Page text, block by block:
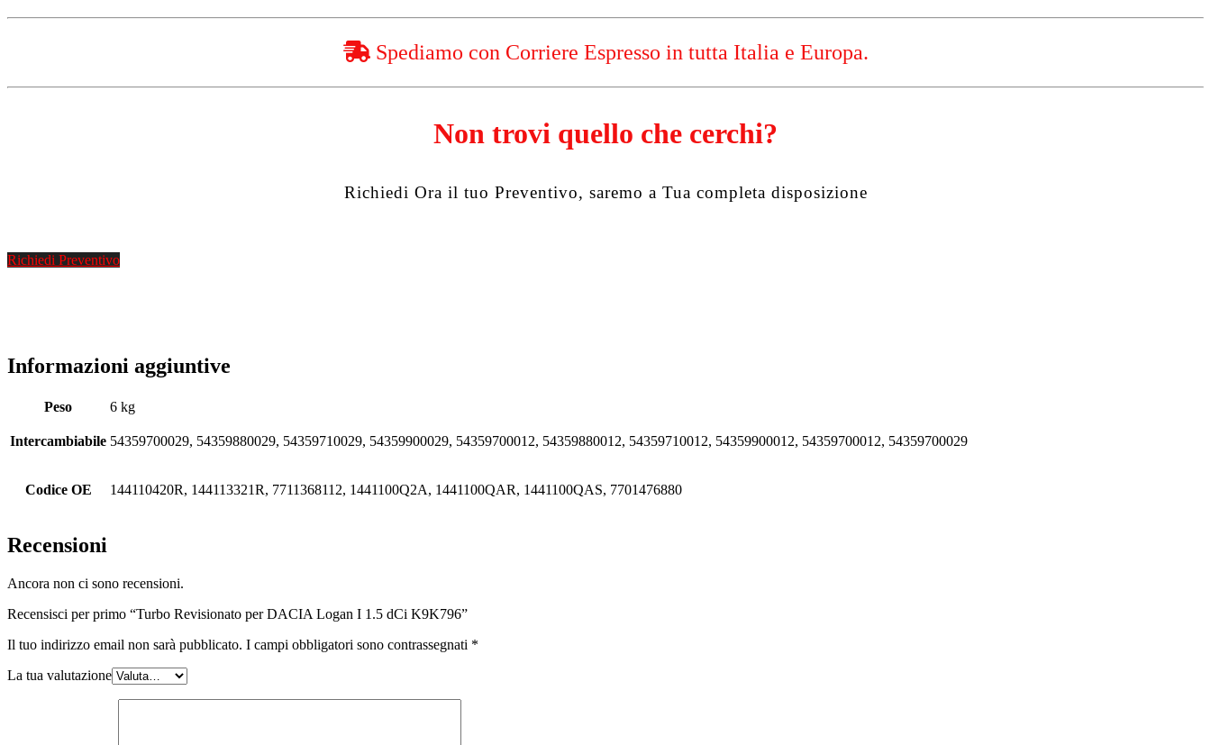
Spediamo con Corriere Espresso in tutta Italia e Europa.
Non trovi quello che cerchi?
Richiedi Ora il tuo Preventivo, saremo a Tua completa disposizione
Richiedi Preventivo
Informazioni aggiuntive
Peso 6 kg
Intercambiabile 54359700029, 54359880029, 54359710029, 54359900029, 54359700012, 54359880012, 54359710012, 54359900012, 54359700012, 54359700029
Codice OE 144110420R, 144113321R, 7711368112, 1441100Q2A, 1441100QAR, 1441100QAS, 7701476880
Recensioni
Ancora non ci sono recensioni.
Recensisci per primo “Turbo Revisionato per DACIA Logan I 1.5 dCi K9K796”
Il tuo indirizzo email non sarà pubblicato. I campi obbligatori sono contrassegnati *
La tua valutazione